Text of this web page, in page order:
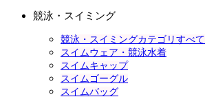
競泳・スイミング
競泳・スイミングカテゴリすべて
スイムウェア・競泳水着
スイムキャップ
スイムゴーグル
スイムバッグ